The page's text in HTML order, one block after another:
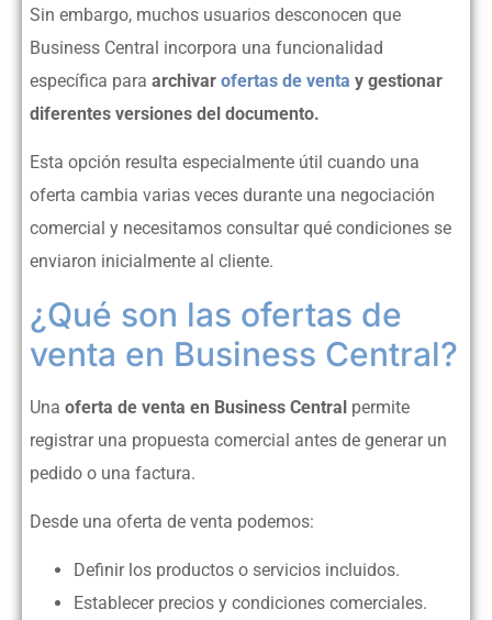
Sin embargo, muchos usuarios desconocen que
Business Central incorpora una funcionalidad
específica para archivar ofertas de venta y gestionar
diferentes versiones del documento.
Esta opción resulta especialmente útil cuando una
oferta cambia varias veces durante una negociación
comercial y necesitamos consultar qué condiciones se
enviaron inicialmente al cliente.
¿Qué son las ofertas de
venta en Business Central?
Una oferta de venta en Business Central permite
registrar una propuesta comercial antes de generar un
pedido o una factura.
Desde una oferta de venta podemos:
Definir los productos o servicios incluidos.
Establecer precios y condiciones comerciales.